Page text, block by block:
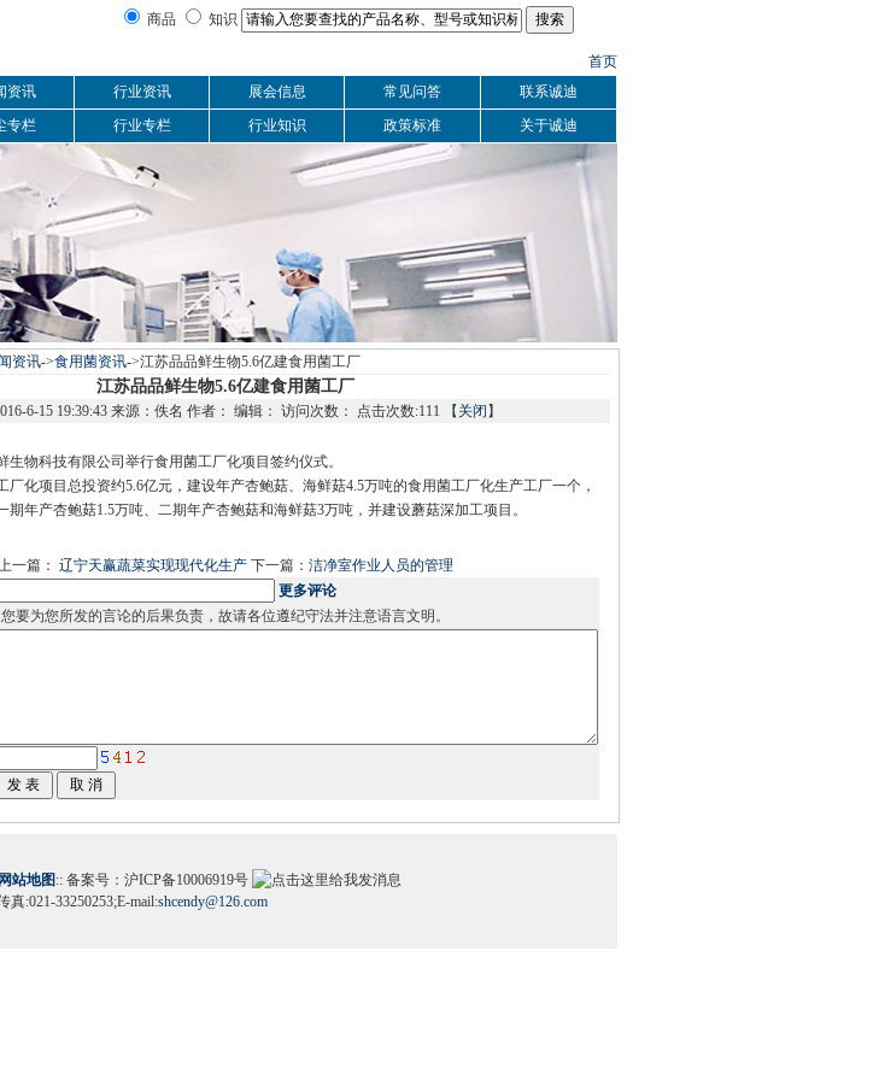
商品 知识
首页
资讯 行业资讯 展会信息 常见问答
联系诚迪
专栏 行业专栏 行业知识 政策标准 关于诚迪
资讯->食用菌资讯->江苏品品鲜生物5.6亿建食用菌工厂
江苏品品鲜生物5.6亿建食用菌工厂
6-15 19:39:43 来源：佚名 作者： 编辑： 访问次数： 点击次数:111 【 关闭 】
生物科技有限公司举行食用菌工厂化项目签约仪式。
项目总投资约5.6亿元，建设年产杏鲍菇、海鲜菇4.5万吨的食用菌工厂化生产工厂一个，
期年产杏鲍菇1.5万吨、二期年产杏鲍菇和海鲜菇3万吨，并建设蘑菇深加工项目。
一篇： 辽宁天赢蔬菜实现现代化生产下一篇： 洁净室作业人员的管理
更多评论
您要为您所发的言论的后果负责，故请各位遵纪守法并注意语言文明。
站地图 ::备案号：沪ICP备10006919号
真:021-33250253;E-mail:shcendy@126.com